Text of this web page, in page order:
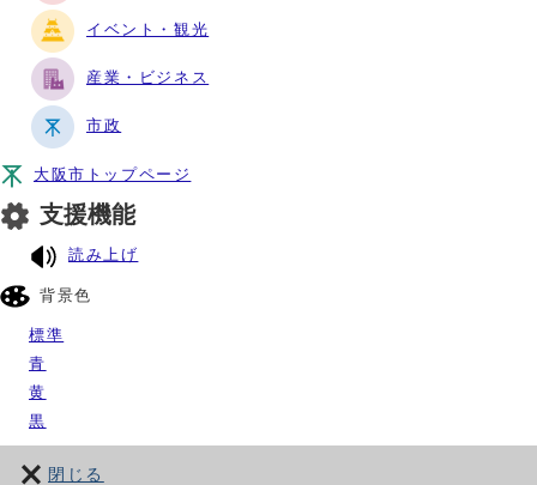
イベント・観光
産業・ビジネス
市政
大阪市トップページ
支援機能
読み上げ
背景色
標準
青
黄
黒
閉じる